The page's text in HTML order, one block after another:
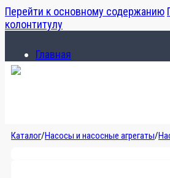
Перейти к основному содержанию
колонтитулу
Главная
Каталог
Каталог/Насосы и насосные агрегаты/